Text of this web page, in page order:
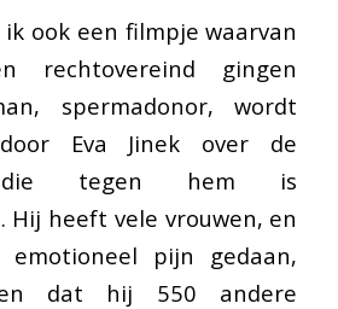
ik ook een filmpje waarvan
rechtovereind gingen
spermadonor, wordt
Eva Jinek over de
die tegen hem is
Hij heeft vele vrouwen, en
emotioneel pijn gedaan,
dat hij 550 andere